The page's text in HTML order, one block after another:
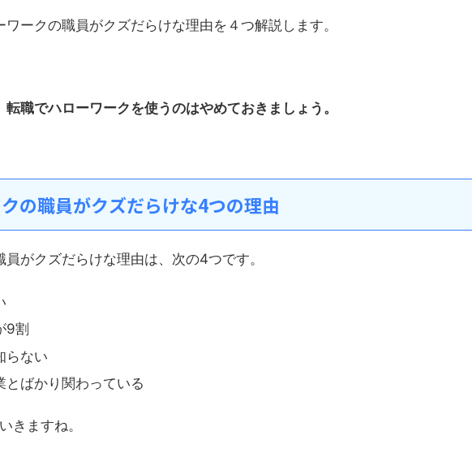
ークの職員がクズだらけな理由を４つ解説します。
職でハローワークを使うのはやめておきましょう。
の職員がクズだらけな4つの理由
がクズだらけな理由は、次の4つです。
9割
らない
とばかり関わっている
きますね。